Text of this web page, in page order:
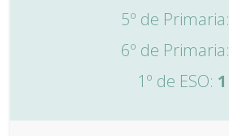
5º de Primaria:
6º de Primaria:
1º de ESO: 1